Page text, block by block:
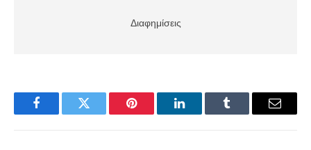
Διαφημίσεις
FacebookTwitter Pinterest LinkedInTumblr Email